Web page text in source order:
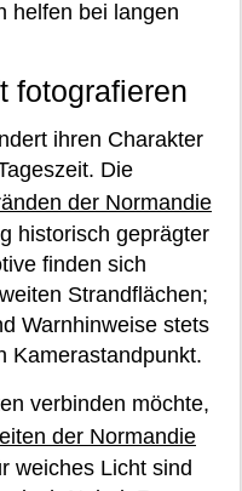
helfen bei langen
fotografieren
ihren Charakter
Die
der Normandie
historisch geprägter
finden sich
Strandflächen;
Warnhinweise stets
Kamerastandpunkt.
verbinden möchte,
der Normandie
weiches Licht sind